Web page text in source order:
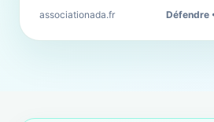
associationada.fr Défendre